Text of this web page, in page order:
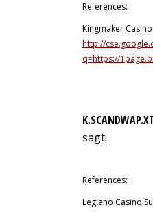
References:
Kingmaker
http://
q=https://
sagt:
References:
Legiano Casino